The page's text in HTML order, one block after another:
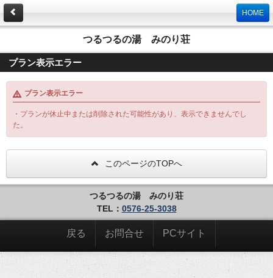
HOME
つるつるの湯 みのり荘
プラン表示エラー
プラン表示エラー
・プランが休止中または削除された可能性があり、表示できませんでし
た。
このページのTOPへ
つるつるの湯 みのり荘
TEL： 0576-25-3038
戻る お問合せ PCサイト